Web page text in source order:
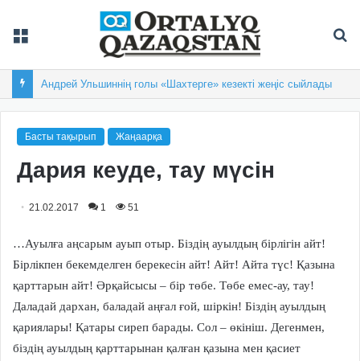
Балқашта облыстық «Арай-2026» XIX спартакиадасы басталды
Басты тақырып Жаңаарқа
Дария кеуде, тау мүсін
21.02.2017 1 51
…Ауылға аңсарым ауып отыр. Біздің ауылдың бірлігін айт!
Бірлікпен бекемделген берекесін айт! Айт! Айта түс! Қазына
қарттарын айт! Әрқайсысы – бір төбе. Төбе емес-ау, тау!
Даладай дархан, баладай аңғал ғой, шіркін! Біздің ауылдың
қариялары! Қатары сиреп барады. Сол – өкініш. Дегенмен,
біздің ауылдың қарттарынан қалған қазына мен қасиет